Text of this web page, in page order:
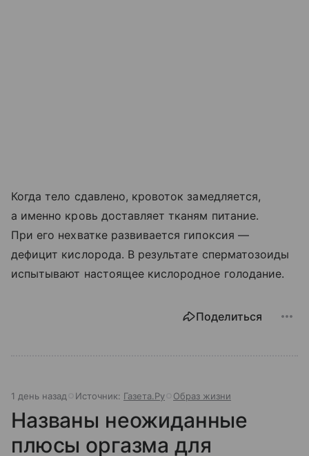
Когда тело сдавлено, кровоток замедляется,
а именно кровь доставляет тканям питание.
При его нехватке развивается гипоксия —
дефицит кислорода. В результате сперматозоиды
испытывают настоящее кислородное голодание.
Поделиться
1 день назад Источник: Газета.Ру Образ жизни
Названы неожиданные
плюсы оргазма для